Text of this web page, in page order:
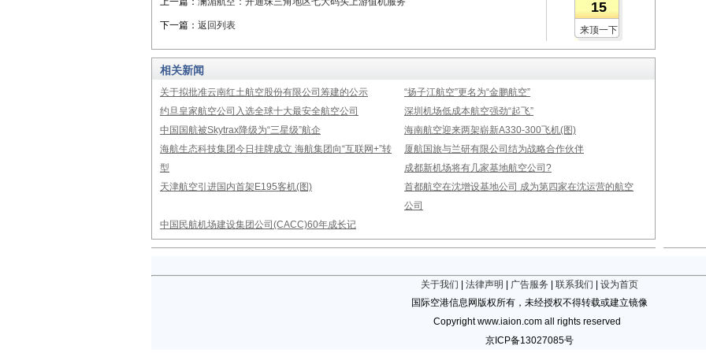
下一篇： 返回列表
15
来顶一下
相关新闻
关于拟批准云南红土航空股份有限公司筹建的公示
“扬子江航空”更名为“金鹏航空”
约旦皇家航空公司入选全球十大最安全航空公司
深圳机场低成本航空强劲“起飞”
中国国航被Skytrax降级为“三星级”航企
海南航空迎来两架崭新A330-300飞机(图)
海航生态科技集团今日挂牌成立 海航集团向“互联网+”转
型
厦航国旅与兰研有限公司结为战略合作伙伴
成都新机场将有几家基地航空公司?
天津航空引进国内首架E195客机(图)
首都航空在沈增设基地公司 成为第四家在沈运营的航空
公司
中国民航机场建设集团公司(CACC)60年成长记
关于我们 法律声明 广告服务 联系我们
设为首页
国际空港信息网版权所有，未经授权不得转载或建立镜像
Copyright www.iaion.com all rights reserved
京ICP备13027085号